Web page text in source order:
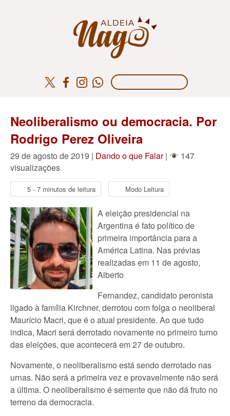
Neoliberalismo ou democracia. Por
Rodrigo Perez Oliveira
29 de agosto de 2019 | Dando o que Falar|
147
visualizações
5 - 7 minutos de leitura Modo Leitura
A eleição presidencial na
Argentina é fato político de
primeira importância para a
América Latina. Nas prévias
realizadas em 11 de agosto,
Alberto
Fernandez, candidato peronista
ligado à família Kirchner, derrotou com folga o neoliberal
Maurício Macri, que é o atual presidente. Ao que tudo
indica, Macri será derrotado novamente no primeiro turno
das eleições, que acontecerá em 27 de outubro.
Novamente, o neoliberalismo está sendo derrotado nas
urnas. Não será a primeira vez e provavelmente não será
a última. O neoliberalismo é semente que não dá fruto no
terreno da democracia.